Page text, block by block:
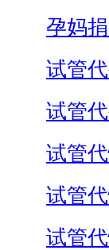
孕妈
试管
试管
试管
试管
试管